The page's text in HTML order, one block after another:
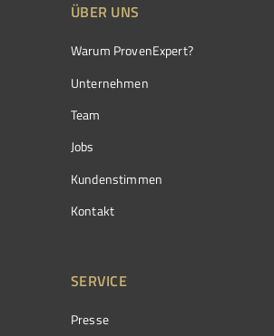
ÜBER UNS
Warum ProvenExpert?
Unternehmen
Team
Jobs
Kundenstimmen
Kontakt
SERVICE
Presse